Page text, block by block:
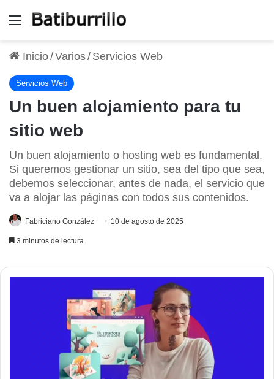
Menú
Inicio/Varios/ Servicios Web
Servicios Web
Un buen alojamiento para tu
sitio web
Un buen alojamiento o hosting web es fundamental.
Si queremos gestionar un sitio, sea del tipo que sea,
debemos seleccionar, antes de nada, el servicio que
va a alojar las páginas con todos sus contenidos.
Fabriciano González 10 de agosto de 2025
3 minutos de lectura